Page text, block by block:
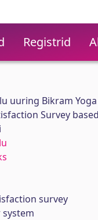
Registrid
uuring Bikram
Survey
survey